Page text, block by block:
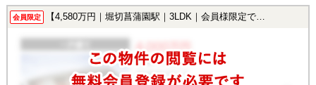
会員限定 【4,580万円｜堀切菖蒲園駅｜3LDK｜会員様限定で公開中！】